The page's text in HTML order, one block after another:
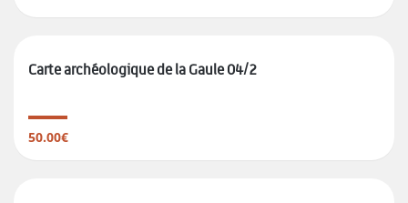
Carte archéologique de la Gaule 04/2
50.00€